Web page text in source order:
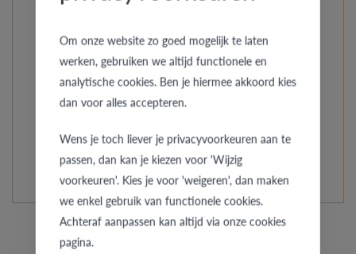
y trouverez des créations de divers designers propres.
Dans toutes sortes de styles, matériaux et finitions. Ce
sont la créativité et l’expertise qui confèrent aux bagues
AURODESIGN leur caractère si particulier.
Om onze website zo goed mogelijk te laten
werken, gebruiken we altijd functionele en
analytische cookies. Ben je hiermee akkoord kies
dan voor alles accepteren.
Wens je toch liever je privacyvoorkeuren aan te
passen, dan kan je kiezen voor 'Wijzig
voorkeuren'. Kies je voor 'weigeren', dan maken
we enkel gebruik van functionele cookies.
Achteraf aanpassen kan altijd via onze cookies
pagina.